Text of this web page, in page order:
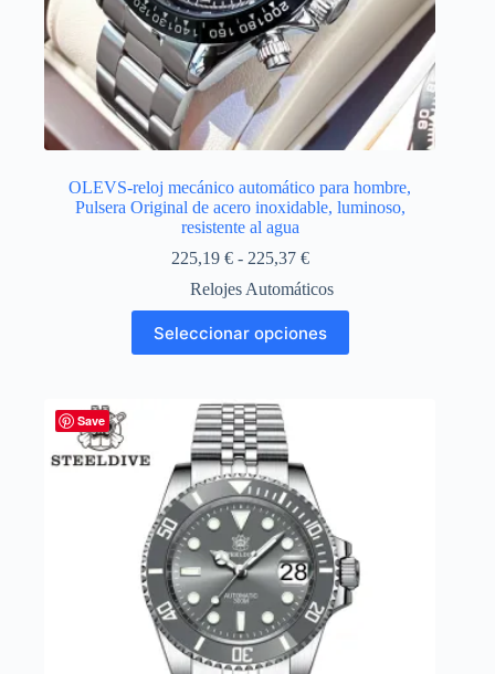
OLEVS-reloj mecánico automático para hombre,
Pulsera Original de acero inoxidable, luminoso,
resistente al agua
225,19 € - 225,37 €Rango
precios:
desde
225,19 €
hasta
Relojes Automáticos
Seleccionar opciones
producto
tiene
Las
opciones
se
pueden
elegir
en
la
página
de
producto
Save